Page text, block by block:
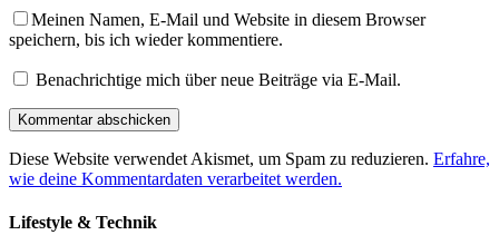
Meinen Namen, E-Mail und Website in diesem Browser
speichern, bis ich wieder kommentiere.
Benachrichtige mich über neue Beiträge via E-Mail.
Diese Website verwendet Akismet, um Spam zu reduzieren. Erfahre,
wie deine Kommentardaten verarbeitet werden.
Lifestyle & Technik